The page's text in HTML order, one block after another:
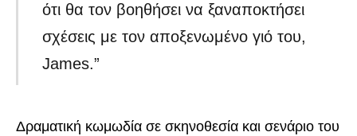
ότι θα τον βοηθήσει να ξαναποκτήσει
σχέσεις με τον αποξενωμένο γιό του,
James.”
Δραματική κωμωδία σε σκηνοθεσία και σενάριο του